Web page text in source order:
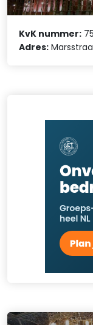
KvK nummer:
Adres: